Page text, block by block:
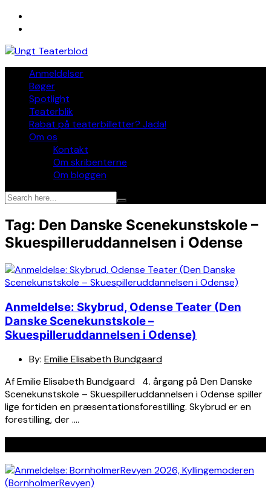
Skip
Anmeldelser
Bøger
Spotlight
Teaterblik
Rabat på teaterbilletter? Jada!
Om os
Kontakt
Om skribenterne
Om bloggen
Tag: Den Danske Scenekunstskole –
Skuespilleruddannelsen i Odense
Anmeldelse: Skybrud, Odense Teater (Den
Danske Scenekunstskole –
Skuespilleruddannelsen i Odense)
By: Emilie Elisabeth Bundgaard
Af Emilie Elisabeth Bundgaard 4. årgang på Den Danske
Scenekunstskole – Skuespilleruddannelsen i Odense spiller
lige fortiden en præsentationsforestilling. Skybrud er en
forestilling, der ….